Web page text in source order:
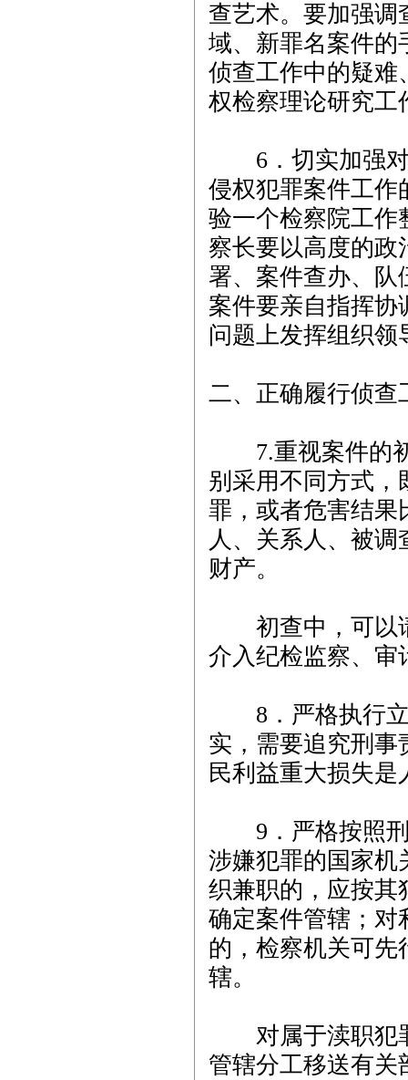
查艺术。要加强调
域、新罪名案件的
侦查工作中的疑难
权检察理论研究工
6．切实加强对
侵权犯罪案件工作
验一个检察院工作
察长要以高度的政
署、案件查办、队
案件要亲自指挥协
问题上发挥组织领
二、正确履行侦查
7.重视案件的初
别采用不同方式，
罪，或者危害结果
人、关系人、被
财产。
初查中，可以请
介入纪检监察、审
8．严格执行立
实，需要追究刑事
民利益重大损失
9．严格按照刑
涉嫌犯罪的国家机
织兼职的，应按其
确定案件管辖；对
的，检察机关可先
辖。
对属于渎职犯罪
管辖分工移送有关